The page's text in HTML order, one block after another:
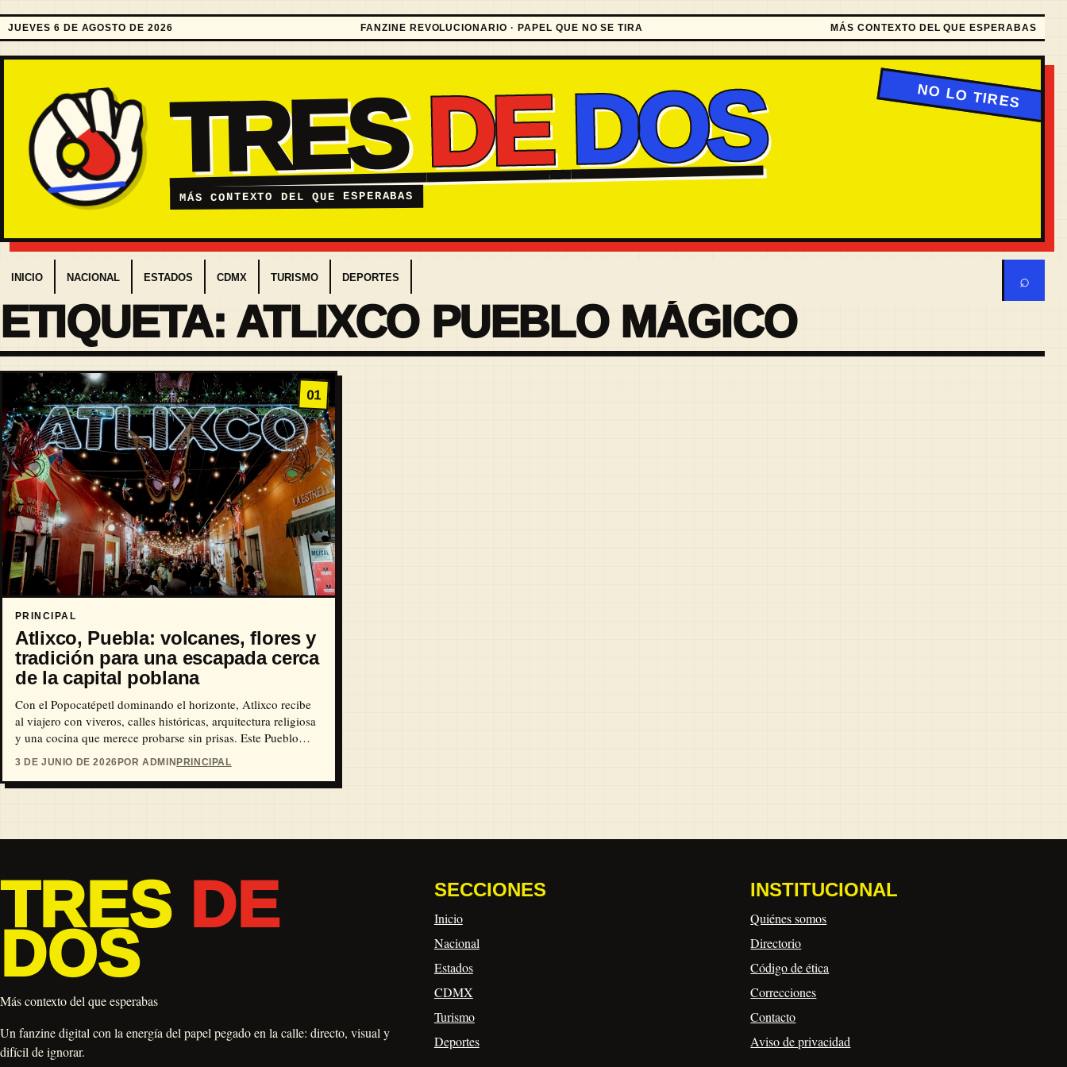
JUEVES 6 DE AGOSTO DE 2026 FANZINE REVOLUCIONARIO · PAPEL QUE NO SE TIRA MÁS CONTEXTO DEL QUE ESPERABAS
TRESDE DOS
MÁS CONTEXTO DEL QUE ESPERABAS
INICIO NACIONAL ESTADOS CDMX TURISMO DEPORTES ⌕
ETIQUETA: ATLIXCO PUEBLO MÁGICO
01
PRINCIPAL
Atlixco, Puebla: volcanes, flores y
tradición para una escapada cerca
de la capital poblana
Con el Popocatépetl dominando el horizonte, Atlixco recibe
al viajero con viveros, calles históricas, arquitectura religiosa
y una cocina que merece probarse sin prisas. Este Pueblo
cecina, subir al Cerro de San Miguel y asomarse a una de las
tradiciones culturales más importantes del estado.
3 DE JUNIO DE 2026POR ADMINPRINCIPAL
TRES DE
DOS
Más contexto del que esperabas
Un fanzine digital con la energía del papel pegado en la calle: directo, visual y
difícil de ignorar.
SECCIONES
Inicio
Nacional
Estados
CDMX
Turismo
Deportes
INSTITUCIONAL
Quiénes somos
Directorio
Código de ética
Correcciones
Contacto
Aviso de privacidad